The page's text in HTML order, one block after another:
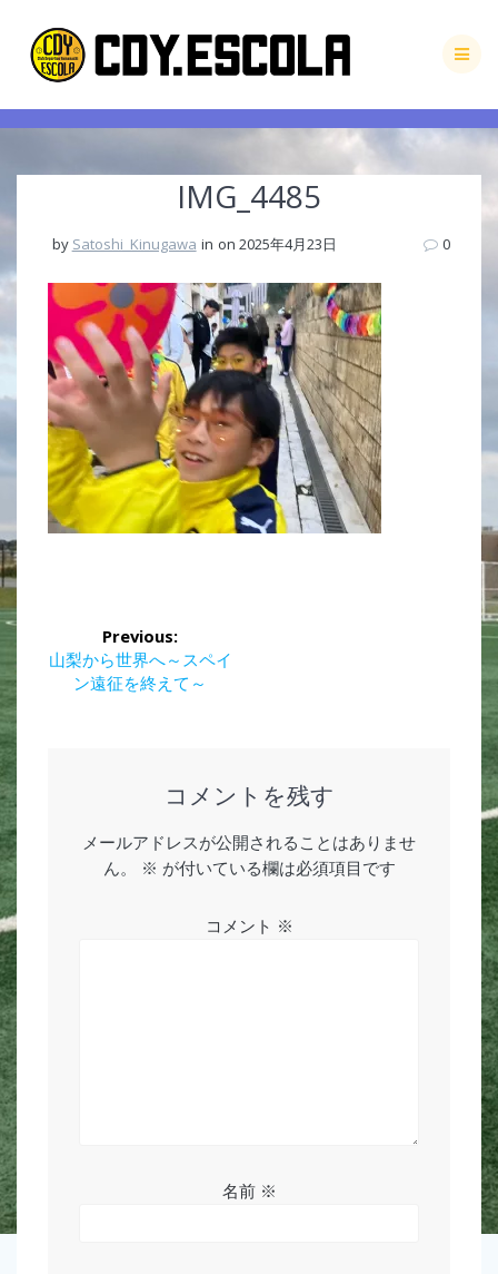
to
content
IMG_4485
by Satoshi_Kinugawa in on 2025年4月23日 0
投
稿
ナ
ゲ
ー
シ
ョ
ン
Previous:
Previous
post:
山梨から世界へ～スペイ
ン遠征を終えて～
コメントを残す
メールアドレスが公開されることはありませ
ん。
※ が付いている欄は必須項目です
コメント ※
名前 ※